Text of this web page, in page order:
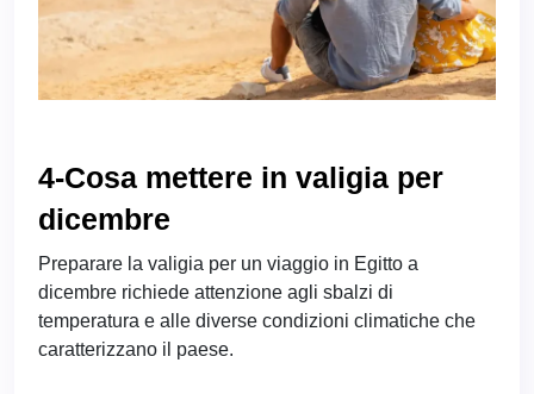
4-Cosa mettere in valigia per
dicembre
Preparare la valigia per un viaggio in Egitto a
dicembre richiede attenzione agli sbalzi di
temperatura e alle diverse condizioni climatiche che
caratterizzano il paese.